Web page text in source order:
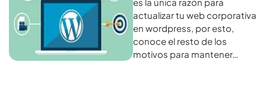
actualizar tu web corporativa
en wordpress, por esto,
conoce el resto de los
motivos para mantener…